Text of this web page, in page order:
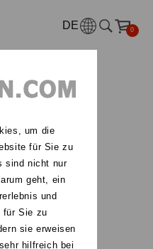
DE 0
Glas
um die
für Sie zu
sind nicht nur
geht, ein
und
für Sie zu
sie erweisen
hilfreich bei